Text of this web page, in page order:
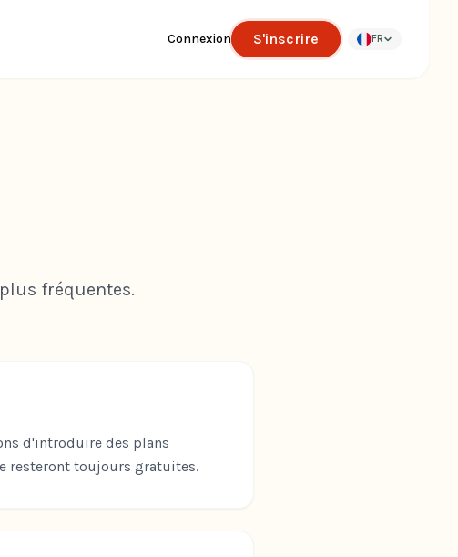
Connexion S'inscrire FR
fréquentes.
d'introduire des plans
resteront toujours gratuites.